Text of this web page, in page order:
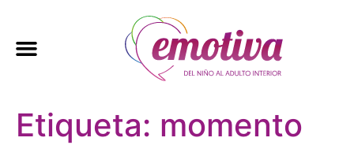
Etiqueta: momento